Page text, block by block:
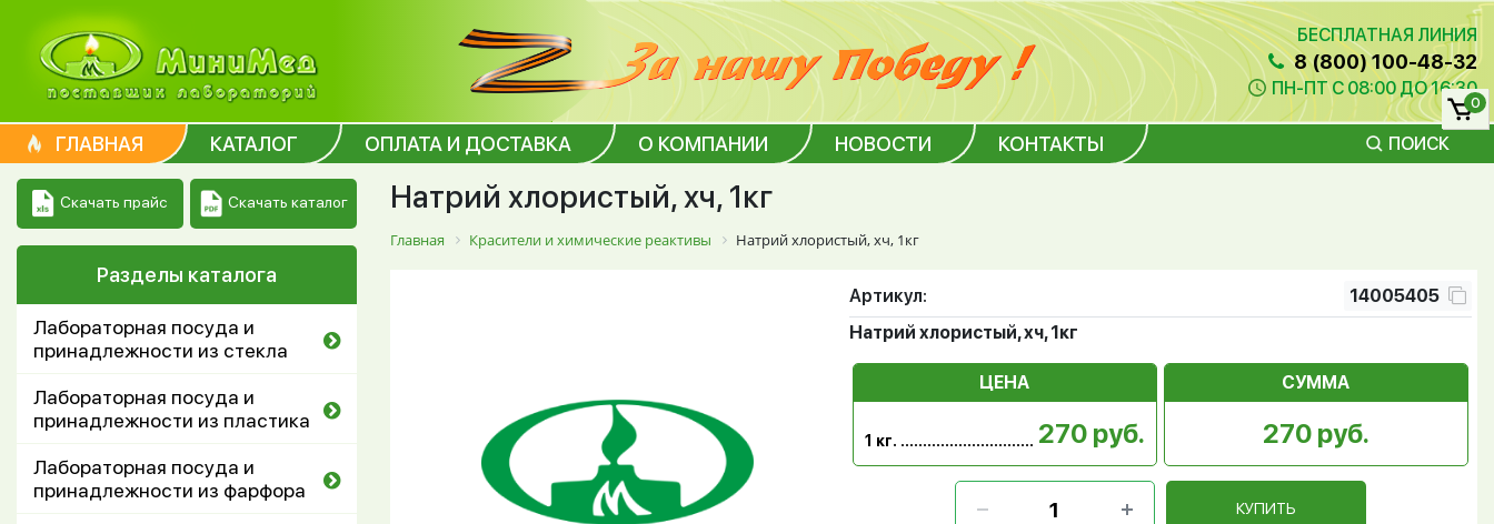
БЕСПЛАТНАЯ ЛИНИЯ
8 (800) 100-48-32
ПН-ПТ С 08:00 ДО 16:30
ГЛАВНАЯ КАТАЛОГ ОПЛАТА И ДОСТАВКА О КОМПАНИИ НОВОСТИ КОНТАКТЫ ПОИСК
0
Скачать прайс Скачать каталог
Разделы каталога
Лабораторная посуда и
принадлежности из стекла
Лабораторная посуда и
принадлежности из пластика
Лабораторная посуда и
принадлежности из фарфора
Натрий хлористый, хч, 1кг
Главная Красители и химические реактивы Натрий хлористый, хч, 1кг
Артикул:
14005405
Натрий хлористый, хч, 1кг
ЦЕНА
1 кг. 270 руб.
СУММА
270 руб.
КУПИТЬ